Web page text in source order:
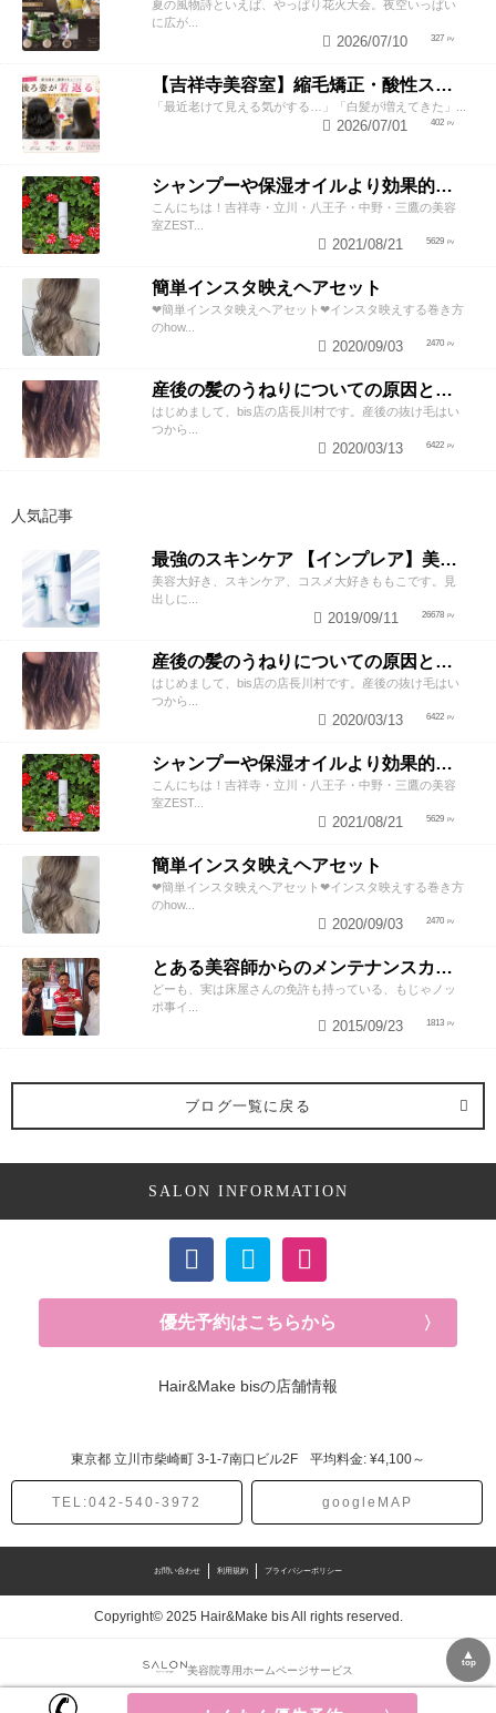
夏の風物詩といえば、やっぱり花火大会。夜空いっぱい
に広が...
327
2026/07/10
【吉祥寺美容室】縮毛矯正・酸性ストレートで若返り！後ろ姿が変わると見た目年齢も変わる？
「最近老けて見える気がする…」「白髪が増えてきた」...
402
2026/07/01
シャンプーや保湿オイルより効果的！？美容師が教える頭皮の臭い＆乾燥ケアとは
こんにちは！吉祥寺・立川・八王子・中野・三鷹の美容
室ZEST...
5629
2021/08/21
簡単インスタ映えヘアセット
❤︎簡単インスタ映えヘアセット❤︎インスタ映えする巻き方
のhow...
2470
2020/09/03
産後の髪のうねりについての原因と対策！
はじめまして、bis店の店長川村です。産後の抜け毛はい
つから...
6422
2020/03/13
人気記事
最強のスキンケア 【インプレア】美容師がオススメする、神ポイント5つ公開！
美容大好き、スキンケア、コスメ大好きももこです。見
出しに...
26678
2019/09/11
産後の髪のうねりについての原因と対策！
はじめまして、bis店の店長川村です。産後の抜け毛はい
つから...
6422
2020/03/13
シャンプーや保湿オイルより効果的！？美容師が教える頭皮の臭い＆乾燥ケアとは
こんにちは！吉祥寺・立川・八王子・中野・三鷹の美容
室ZEST...
5629
2021/08/21
簡単インスタ映えヘアセット
❤︎簡単インスタ映えヘアセット❤︎インスタ映えする巻き方
のhow...
2470
2020/09/03
とある美容師からのメンテナンスカットのススメ
どーも、実は床屋さんの免許も持っている、もじゃノッ
ポ事イ...
1813
2015/09/23
ブログ一覧に戻る
SALON INFORMATION
優先予約はこちらから
Hair&Make bisの店舗情報
東京都 立川市柴崎町 3-1-7南口ビル2F 平均料金: ¥4,100～
TEL:042-540-3972 googleMAP
お問い合わせ 利用規約 プライバシーポリシー
Copyright© 2025 Hair&Make bis All rights reserved.
美容院専用ホームページサービス
▲
top